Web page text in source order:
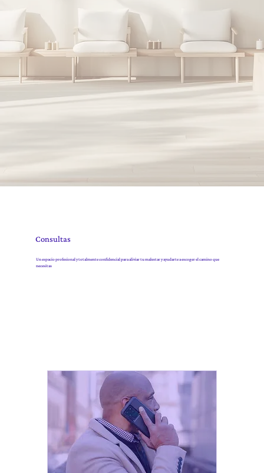
Consultas
Un espacio profesional y totalmente confidencial para aliviar tu malestar y ayudarte a escoger el camino que
necesitas